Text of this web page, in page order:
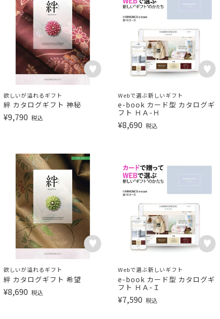
欲しいが溢れるギフト
絆 カタログギフト 神秘
¥9,790 税込
Webで選ぶ新しいギフト
e-book カード型 カタログギ
フト ＨＡ-Ｈ
¥8,690 税込
欲しいが溢れるギフト
絆 カタログギフト 希望
¥8,690 税込
Webで選ぶ新しいギフト
e-book カード型 カタログギ
フト ＨＡ-Ｉ
¥7,590 税込